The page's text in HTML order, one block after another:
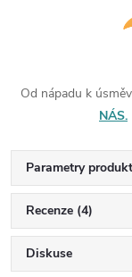
Od nápadu k
NÁS.
Parametry
Recenze (4)
Diskuse